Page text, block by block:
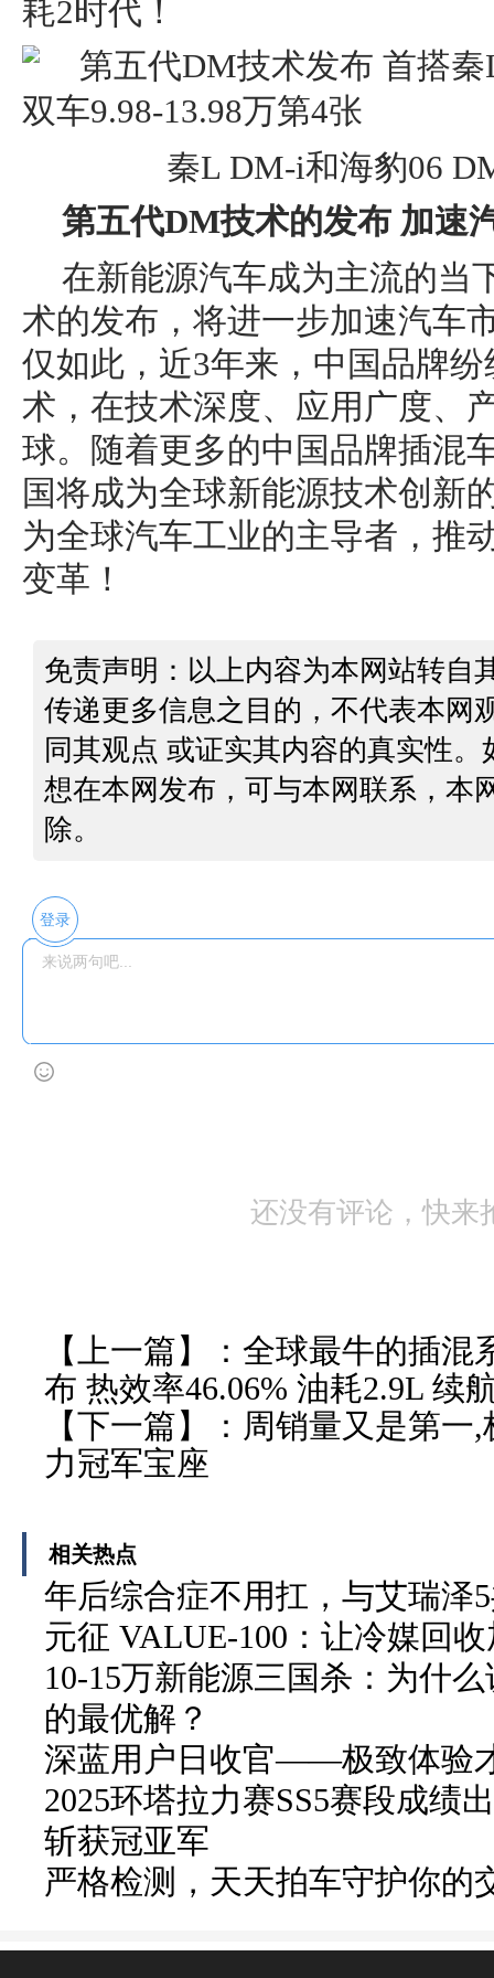
耗2时代！
秦L DM-i和海豹06
第五代DM技术的发布 加速
在新能源汽车成为主流的当
术的发布，将进一步加速汽车
仅如此，近3年来，中国品牌
术，在技术深度、应用广度、
球。随着更多的中国品牌插混
国将成为全球新能源技术创新
为全球汽车工业的主导者，推
变革！
免责声明：以上内容为本网站转自
传递更多信息之目的，不代表本网
同其观点 或证实其内容的真实性
想在本网发布，可与本网联系，本
除。
登录
还没有评论，快来
【上一篇】： 全球最牛的插混
布 热效率46.06% 油耗2.9L 续
【下一篇】： 周销量又是第一
力冠军宝座
相关热点
年后综合症不用扛，与艾瑞泽
元征 VALUE-100：让冷媒回
10-15万新能源三国杀：为什么
的最优解？
深蓝用户日收官——极致体验
2025环塔拉力赛SS5赛段成绩
斩获冠亚军
严格检测，天天拍车守护你的